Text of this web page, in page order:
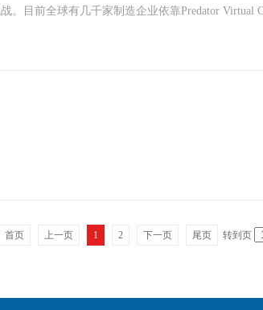
目前全球有几千家制造企业依靠Predator Virtual
首页 上一页 1 2 下一页 尾页 转到页